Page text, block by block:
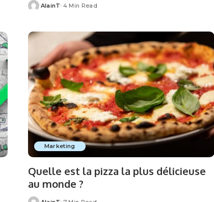
Posted
AlainT 4 Min Read
Marketing
Quelle est la pizza la plus délicieuse
au monde ?